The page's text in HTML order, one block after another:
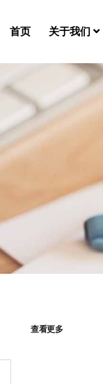
首页 关于我们
查看更多